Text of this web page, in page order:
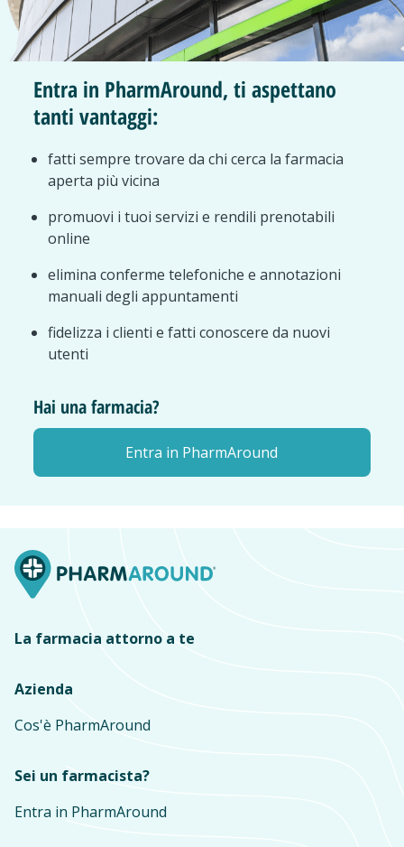
Entra in PharmAround, ti aspettano
tanti vantaggi:
fatti sempre trovare da chi cerca la farmacia
aperta più vicina
promuovi i tuoi servizi e rendili prenotabili
online
elimina conferme telefoniche e annotazioni
manuali degli appuntamenti
fidelizza i clienti e fatti conoscere da nuovi
utenti
Hai una farmacia?
Entra in PharmAround
La farmacia attorno a te
Azienda
Cos'è PharmAround
Sei un farmacista?
Entra in PharmAround